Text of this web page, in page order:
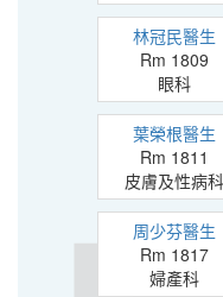
林冠民醫生
Rm 1809
眼科
葉榮根醫生
Rm 1811
皮膚及性病科
周少芬醫生
Rm 1817
婦產科